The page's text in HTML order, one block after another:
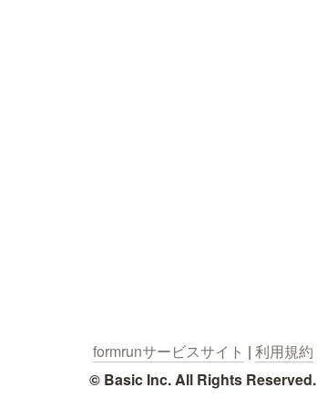
formrunサービスサイト | 利用規約
© Basic Inc. All Rights Reserved.